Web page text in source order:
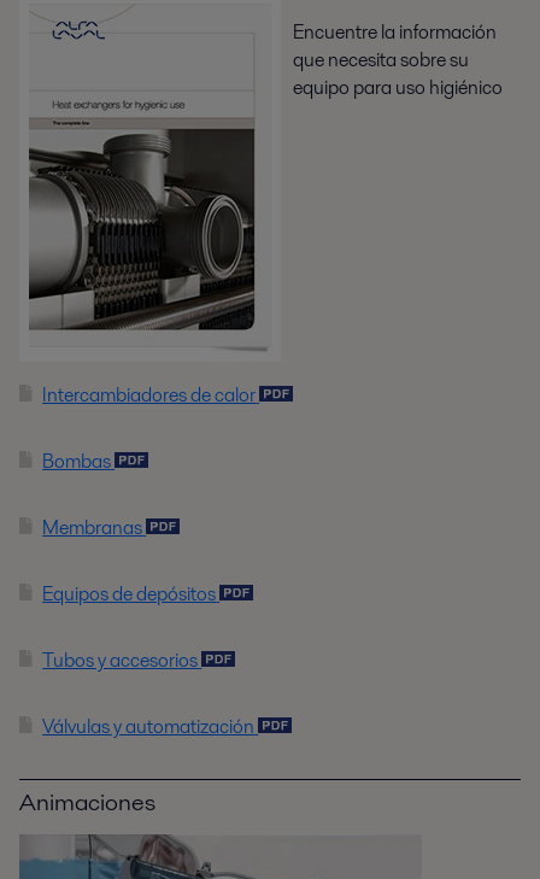
Encuentre la información
que necesita sobre su
equipo para uso higiénico
Intercambiadores de calor
Bombas
Membranas
Equipos de depósitos
Tubos y accesorios
Válvulas y automatización
Animaciones